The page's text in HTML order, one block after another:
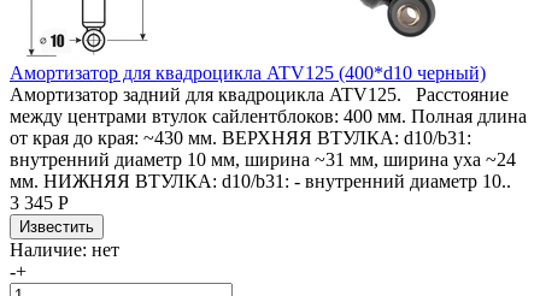
Амортизатор для квадроцикла ATV125 (400*d10 черный)
Амортизатор задний для квадроцикла ATV125. Расстояние
между центрами втулок сайлентблоков: 400 мм. Полная длина
от края до края: ~430 мм. ВЕРХНЯЯ ВТУЛКА: d10/b31:
внутренний диаметр 10 мм, ширина ~31 мм, ширина уха ~24
мм. НИЖНЯЯ ВТУЛКА: d10/b31: - внутренний диаметр 10..
3 345 Р
Наличие: нет
-+